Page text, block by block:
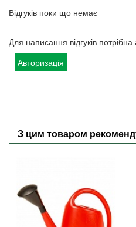
Відгуків поки що немає
Для написання відгуків потрібна
Авторизація
З цим товаром